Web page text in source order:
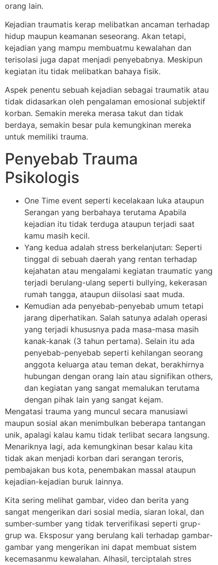
orang lain.
Kejadian traumatis kerap melibatkan ancaman terhadap
hidup maupun keamanan seseorang. Akan tetapi,
kejadian yang mampu membuatmu kewalahan dan
terisolasi juga dapat menjadi penyebabnya. Meskipun
kegiatan itu tidak melibatkan bahaya fisik.
Aspek penentu sebuah kejadian sebagai traumatik atau
tidak didasarkan oleh pengalaman emosional subjektif
korban. Semakin mereka merasa takut dan tidak
berdaya, semakin besar pula kemungkinan mereka
untuk memiliki trauma.
Penyebab Trauma
Psikologis
One Time event seperti kecelakaan luka ataupun
Serangan yang berbahaya terutama Apabila
kejadian itu tidak terduga ataupun terjadi saat
kamu masih kecil.
Yang kedua adalah stress berkelanjutan: Seperti
tinggal di sebuah daerah yang rentan terhadap
kejahatan atau mengalami kegiatan traumatic yang
terjadi berulang-ulang seperti bullying, kekerasan
rumah tangga, ataupun diisolasi saat muda.
Kemudian ada penyebab-penyebab umum tetapi
jarang diperhatikan. Salah satunya adalah operasi
yang terjadi khususnya pada masa-masa masih
kanak-kanak (3 tahun pertama). Selain itu ada
penyebab-penyebab seperti kehilangan seorang
anggota keluarga atau teman dekat, berakhirnya
hubungan dengan orang lain atau signifikan others,
dan kegiatan yang sangat memalukan terutama
dengan pihak lain yang sangat kejam.
Mengatasi trauma yang muncul secara manusiawi
maupun sosial akan menimbulkan beberapa tantangan
unik, apalagi kalau kamu tidak terlibat secara langsung.
Menariknya lagi, ada kemungkinan besar kalau kita
tidak akan menjadi korban dari serangan teroris,
pembajakan bus kota, penembakan massal ataupun
kejadian-kejadian buruk lainnya.
Kita sering melihat gambar, video dan berita yang
sangat mengerikan dari sosial media, siaran lokal, dan
sumber-sumber yang tidak terverifikasi seperti grup-
grup wa. Eksposur yang berulang kali terhadap gambar-
gambar yang mengerikan ini dapat membuat sistem
kecemasanmu kewalahan. Alhasil, terciptalah stres